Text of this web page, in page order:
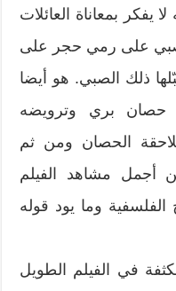
بمعاناة العائلات
صبي على رمي حجر على
ذلك الصبي. هو أيضا
حصان بري وترويضه
الحصان ومن ثم
مشاهد الفيلم
الفلسفية وما يود قوله
في الفيلم الطويل